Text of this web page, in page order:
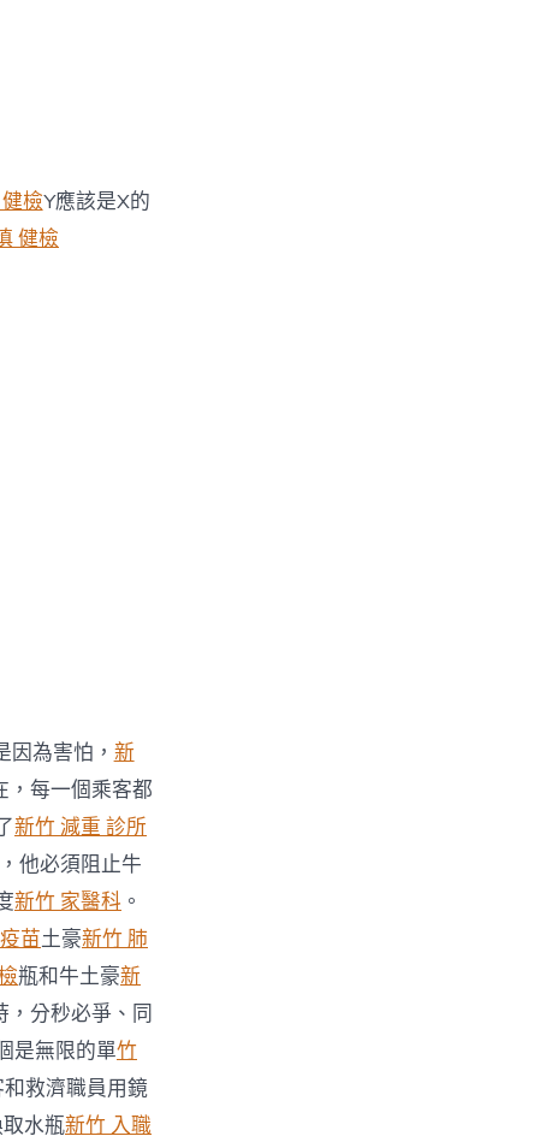
檢Y應該是X的
健檢
為害怕， 新
，每一個乘客都
新竹 減重 診所
他必須阻止牛
新竹 家醫科 。
苗土豪新竹 肺
瓶和牛土豪新
分秒必爭、同
是無限的單竹
救濟職員用鏡
水瓶新竹 入職